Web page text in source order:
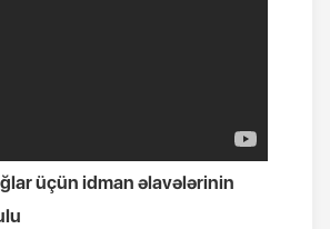
üçün idman əlavələrinin